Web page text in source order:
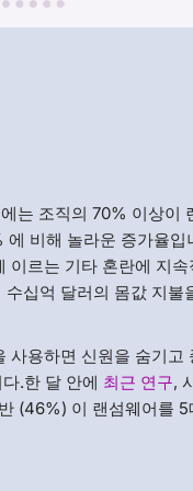
는 조직의 70% 이상이
에 비해 놀라운 증가율입
이르는 기타 혼란에 지
십억 달러의 몸값 지불
사용하면 신원을 숨기고
.한 달 안에 최근 연구,
(46%) 이 랜섬웨어를 5